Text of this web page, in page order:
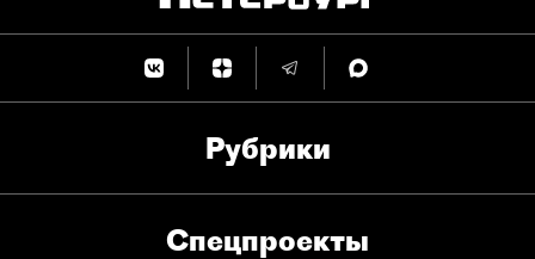
Рубрики
Спец­проекты